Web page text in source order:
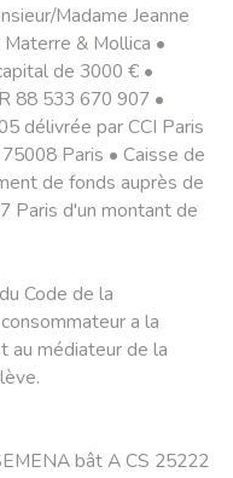
Madame Jeanne
& Mollica •
de 3000 € •
88 533 670 907 •
délivrée par CCI Paris
Paris • Caisse de
de fonds auprès de
Paris d'un montant de
Code de la
a la
au médiateur de la
bât A CS 25222